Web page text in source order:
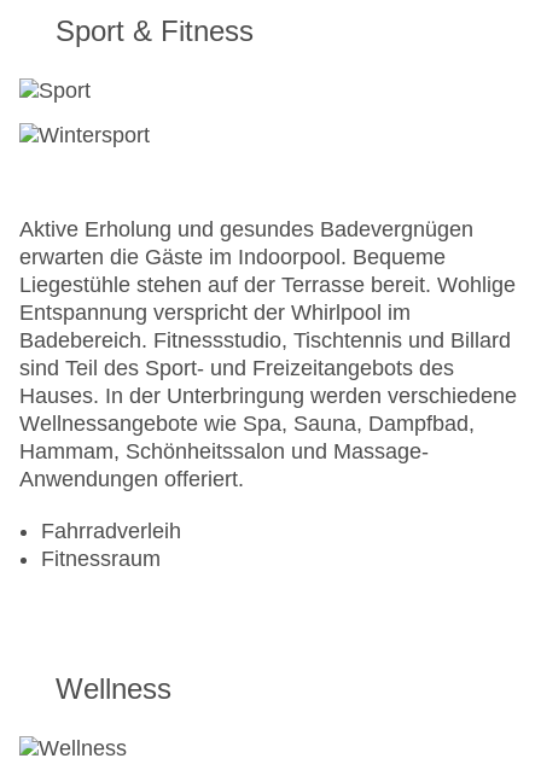
Sport & Fitness
Aktive Erholung und gesundes Badevergnügen
erwarten die Gäste im Indoorpool. Bequeme
Liegestühle stehen auf der Terrasse bereit. Wohlige
Entspannung verspricht der Whirlpool im
Badebereich. Fitnessstudio, Tischtennis und Billard
sind Teil des Sport- und Freizeitangebots des
Hauses. In der Unterbringung werden verschiedene
Wellnessangebote wie Spa, Sauna, Dampfbad,
Hammam, Schönheitssalon und Massage-
Anwendungen offeriert.
Fahrradverleih
Fitnessraum
Wellness